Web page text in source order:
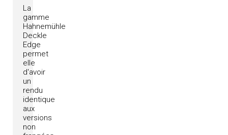
La
gamme
Hahnemühle
Deckle
Edge
permet
elle
d'avoir
un
rendu
identique
aux
versions
non